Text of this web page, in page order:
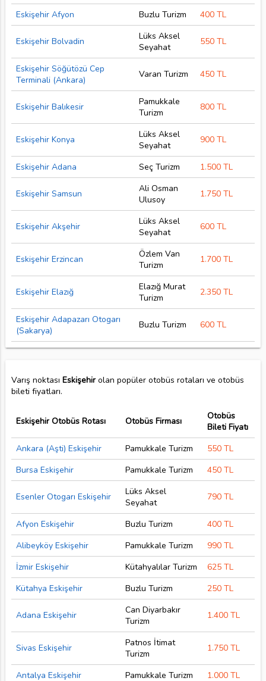
Eskişehir Afyon Buzlu Turizm 400 TL
Eskişehir Bolvadin
Lüks Aksel
Seyahat
550 TL
Eskişehir Söğütözü Cep
Terminali (Ankara)
Varan Turizm 450 TL
Eskişehir Balıkesir
Pamukkale
Turizm
800 TL
Eskişehir Konya
Lüks Aksel
Seyahat
900 TL
Eskişehir Adana Seç Turizm 1.500 TL
Eskişehir Samsun
Ali Osman
Ulusoy
1.750 TL
Eskişehir Akşehir
Lüks Aksel
Seyahat
600 TL
Eskişehir Erzincan
Özlem Van
Turizm
1.700 TL
Eskişehir Elazığ
Elazığ Murat
Turizm
2.350 TL
Eskişehir Adapazarı Otogarı
(Sakarya)
Buzlu Turizm 600 TL
Varış noktası Eskişehirolan popüler otobüs rotaları ve otobüs
bileti fiyatları.
Eskişehir Otobüs Rotası Otobüs Firması
Otobüs
Bileti Fiyatı
Ankara (Aşti) Eskişehir
Pamukkale Turizm
550 TL
Bursa Eskişehir
Pamukkale Turizm 450 TL
Esenler Otogarı Eskişehir
Lüks Aksel
Seyahat
790 TL
Afyon Eskişehir Buzlu Turizm
400 TL
Alibeyköy Eskişehir
Pamukkale Turizm
990 TL
İzmir Eskişehir
Kütahyalılar Turizm
625 TL
Kütahya Eskişehir
Buzlu Turizm 250 TL
Adana Eskişehir
Can Diyarbakır
Turizm
1.400 TL
Sivas Eskişehir
Patnos İtimat
Turizm
1.750 TL
Antalya Eskişehir Pamukkale Turizm 1.000 TL